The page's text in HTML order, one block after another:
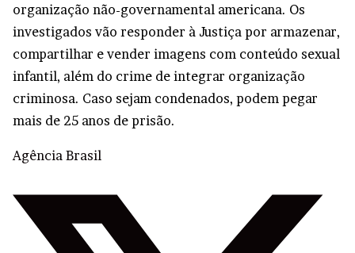
organização não-governamental americana. Os
investigados vão responder à Justiça por armazenar,
compartilhar e vender imagens com conteúdo sexual
infantil, além do crime de integrar organização
criminosa. Caso sejam condenados, podem pegar
mais de 25 anos de prisão.
Agência Brasil